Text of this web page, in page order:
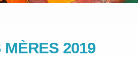
MÈRES 2019